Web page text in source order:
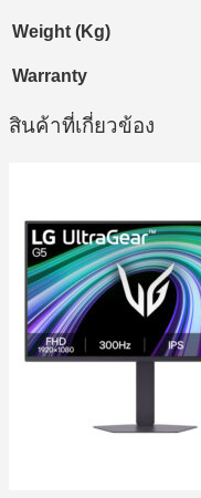
Weight (Kg)
Warranty
สินค้าที่เกี่ยวข้อง